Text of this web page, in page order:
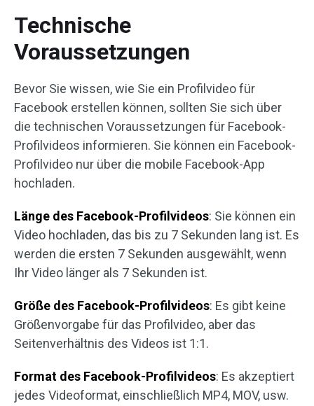
Technische
Voraussetzungen
Bevor Sie wissen, wie Sie ein Profilvideo für
Facebook erstellen können, sollten Sie sich über
die technischen Voraussetzungen für Facebook-
Profilvideos informieren. Sie können ein Facebook-
Profilvideo nur über die mobile Facebook-App
hochladen.
Länge des Facebook-Profilvideos: Sie können ein
Video hochladen, das bis zu 7 Sekunden lang ist. Es
werden die ersten 7 Sekunden ausgewählt, wenn
Ihr Video länger als 7 Sekunden ist.
Größe des Facebook-Profilvideos: Es gibt keine
Größenvorgabe für das Profilvideo, aber das
Seitenverhältnis des Videos ist 1:1.
Format des Facebook-Profilvideos: Es akzeptiert
jedes Videoformat, einschließlich MP4, MOV, usw.